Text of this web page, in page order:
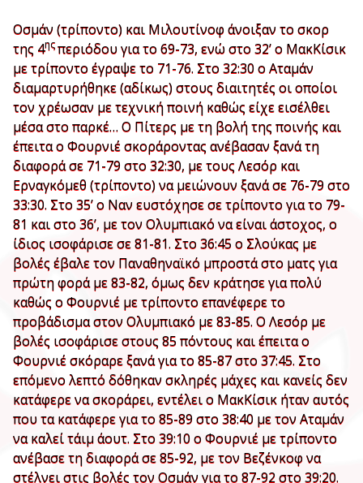
Οσμάν (τρίποντο) και Μιλουτίνοφ άνοιξαν το σκορ
της 4ηςπεριόδου για το 69-73, ενώ στο 32’ ο ΜακΚίσικ
με τρίποντο έγραψε το 71-76. Στο 32:30 ο Αταμάν
διαμαρτυρήθηκε (αδίκως) στους διαιτητές οι οποίοι
τον χρέωσαν με τεχνική ποινή καθώς είχε εισέλθει
μέσα στο παρκέ… Ο Πίτερς με τη βολή της ποινής και
έπειτα ο Φουρνιέ σκοράροντας ανέβασαν ξανά τη
διαφορά σε 71-79 στο 32:30, με τους Λεσόρ και
Ερναγκόμεθ (τρίποντο) να μειώνουν ξανά σε 76-79 στο
33:30. Στο 35’ ο Ναν ευστόχησε σε τρίποντο για το 79-
81 και στο 36’, με τον Ολυμπιακό να είναι άστοχος, ο
ίδιος ισοφάρισε σε 81-81. Στο 36:45 ο Σλούκας με
βολές έβαλε τον Παναθηναϊκό μπροστά στο ματς για
πρώτη φορά με 83-82, όμως δεν κράτησε για πολύ
καθώς ο Φουρνιέ με τρίποντο επανέφερε το
προβάδισμα στον Ολυμπιακό με 83-85. Ο Λεσόρ με
βολές ισοφάρισε στους 85 πόντους και έπειτα ο
Φουρνιέ σκόραρε ξανά για το 85-87 στο 37:45. Στο
επόμενο λεπτό δόθηκαν σκληρές μάχες και κανείς δεν
κατάφερε να σκοράρει, εντέλει ο ΜακΚίσικ ήταν αυτός
που τα κατάφερε για το 85-89 στο 38:40 με τον Αταμάν
να καλεί τάιμ άουτ. Στο 39:10 ο Φουρνιέ με τρίποντο
ανέβασε τη διαφορά σε 85-92, με τον Βεζένκοφ να
στέλνει στις βολές τον Οσμάν για το 87-92 στο 39:20.